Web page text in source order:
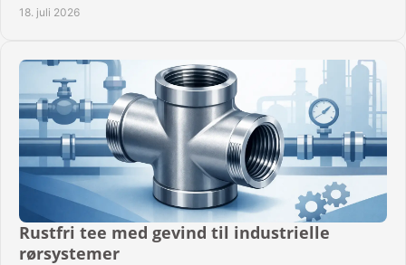
18. juli 2026
Rustfri tee med gevind til industrielle
rørsystemer